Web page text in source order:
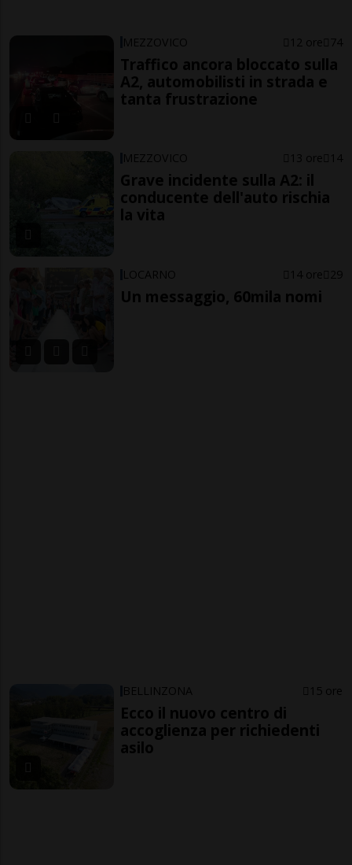
MEZZOVICO 12 ore 74
Traffico ancora bloccato sulla
A2, automobilisti in strada e
tanta frustrazione
MEZZOVICO 13 ore 14
Grave incidente sulla A2: il
conducente dell'auto rischia
la vita
LOCARNO 14 ore 29
Un messaggio, 60mila nomi
BELLINZONA 15 ore
Ecco il nuovo centro di
accoglienza per richiedenti
asilo